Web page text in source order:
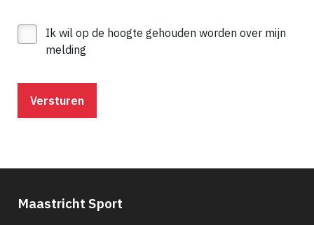
Ik wil op de hoogte gehouden worden over mijn
melding
Maastricht Sport